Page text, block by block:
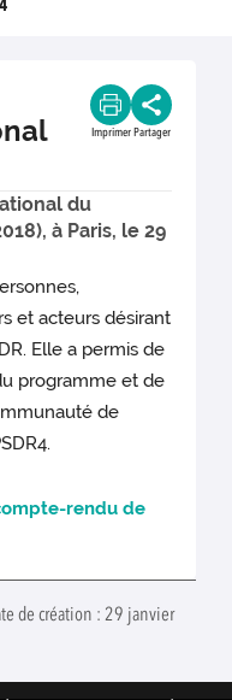
Imprimer Partager
du
à Paris, le 29
et acteurs désirant
Elle a permis de
programme et de
de
rendu de
de création : 29 janvier